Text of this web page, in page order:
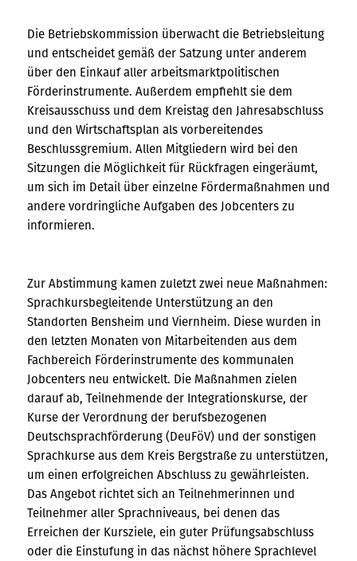
Die Betriebskommission überwacht die Betriebsleitung
und entscheidet gemäß der Satzung unter anderem
über den Einkauf aller arbeitsmarktpolitischen
Förderinstrumente. Außerdem empfiehlt sie dem
Kreisausschuss und dem Kreistag den Jahresabschluss
und den Wirtschaftsplan als vorbereitendes
Beschlussgremium. Allen Mitgliedern wird bei den
Sitzungen die Möglichkeit für Rückfragen eingeräumt,
um sich im Detail über einzelne Fördermaßnahmen und
andere vordringliche Aufgaben des Jobcenters zu
informieren.
Zur Abstimmung kamen zuletzt zwei neue Maßnahmen:
Sprachkursbegleitende Unterstützung an den
Standorten Bensheim und Viernheim. Diese wurden in
den letzten Monaten von Mitarbeitenden aus dem
Fachbereich Förderinstrumente des kommunalen
Jobcenters neu entwickelt. Die Maßnahmen zielen
darauf ab, Teilnehmende der Integrationskurse, der
Kurse der Verordnung der berufsbezogenen
Deutschsprachförderung (DeuFöV) und der sonstigen
Sprachkurse aus dem Kreis Bergstraße zu unterstützen,
um einen erfolgreichen Abschluss zu gewährleisten.
Das Angebot richtet sich an Teilnehmerinnen und
Teilnehmer aller Sprachniveaus, bei denen das
Erreichen der Kursziele, ein guter Prüfungsabschluss
oder die Einstufung in das nächst höhere Sprachlevel